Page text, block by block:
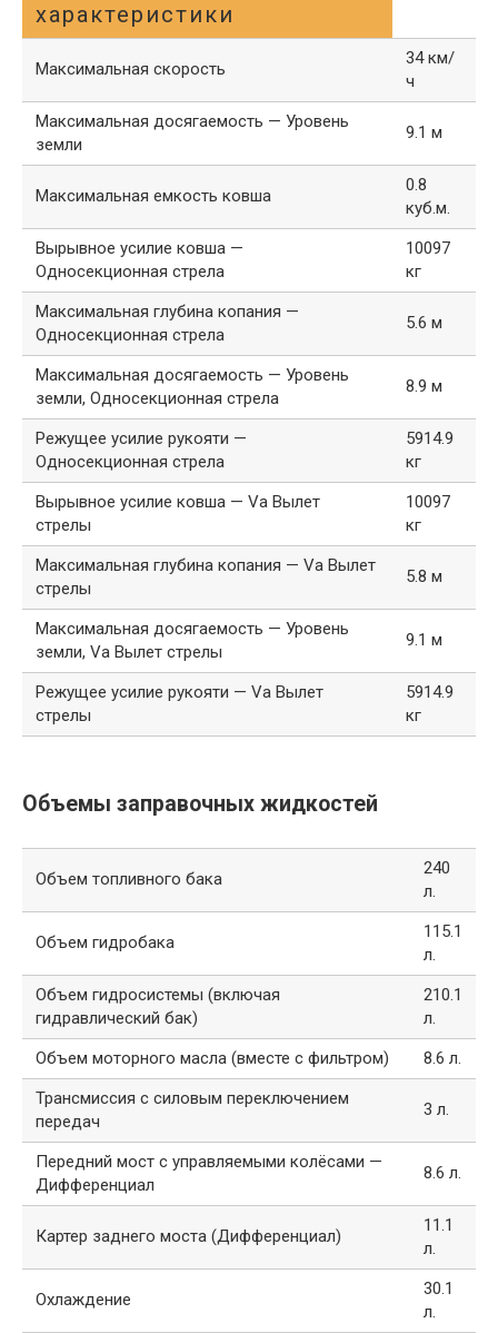
характеристики
Максимальная скорость
34 км/
ч
Максимальная досягаемость — Уровень
земли
9.1 м
Максимальная емкость ковша
0.8
куб.м.
Вырывное усилие ковша —
Односекционная стрела
10097
кг
Максимальная глубина копания —
Односекционная стрела
5.6 м
Максимальная досягаемость — Уровень
земли, Односекционная стрела
8.9 м
Режущее усилие рукояти —
Односекционная стрела
5914.9
кг
Вырывное усилие ковша — Va Вылет
стрелы
10097
кг
Максимальная глубина копания — Va Вылет
стрелы
5.8 м
Максимальная досягаемость — Уровень
земли, Va Вылет стрелы
9.1 м
Режущее усилие рукояти — Va Вылет
стрелы
5914.9
кг
Объемы заправочных жидкостей
Объем топливного бака
240
л.
Объем гидробака
115.1
л.
Объем гидросистемы (включая
гидравлический бак)
210.1
л.
Объем моторного масла (вместе с фильтром)
8.6 л.
Трансмиссия с силовым переключением
передач
3 л.
Передний мост с управляемыми колёсами —
Дифференциал
8.6 л.
Картер заднего моста (Дифференциал)
11.1
л.
Охлаждение
30.1
л.